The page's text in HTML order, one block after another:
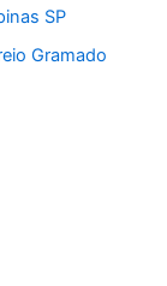
SP
Gramado